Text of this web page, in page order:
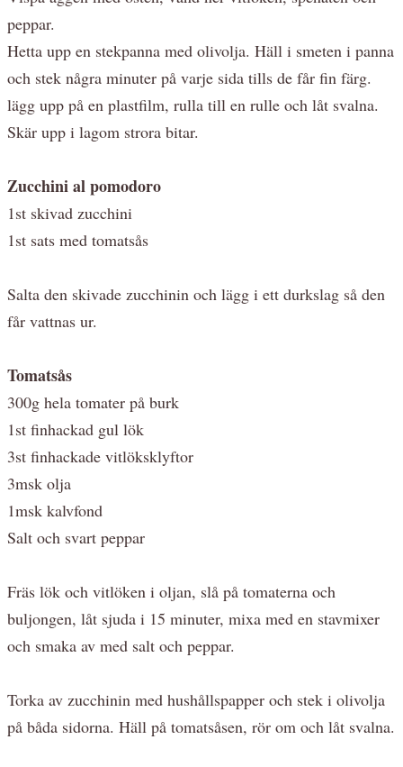
peppar.
Hetta upp en stekpanna med olivolja. Häll i smeten i panna
och stek några minuter på varje sida tills de får fin färg.
lägg upp på en plastfilm, rulla till en rulle och låt svalna.
Skär upp i lagom strora bitar.
Zucchini al pomodoro
1st skivad zucchini
1st sats med tomatsås
Salta den skivade zucchinin och lägg i ett durkslag så den
får vattnas ur.
Tomatsås
300g hela tomater på burk
1st finhackad gul lök
3st finhackade vitlöksklyftor
3msk olja
1msk kalvfond
Salt och svart peppar
Fräs lök och vitlöken i oljan, slå på tomaterna och
buljongen, låt sjuda i 15 minuter, mixa med en stavmixer
och smaka av med salt och peppar.
Torka av zucchinin med hushållspapper och stek i olivolja
på båda sidorna. Häll på tomatsåsen, rör om och låt svalna.